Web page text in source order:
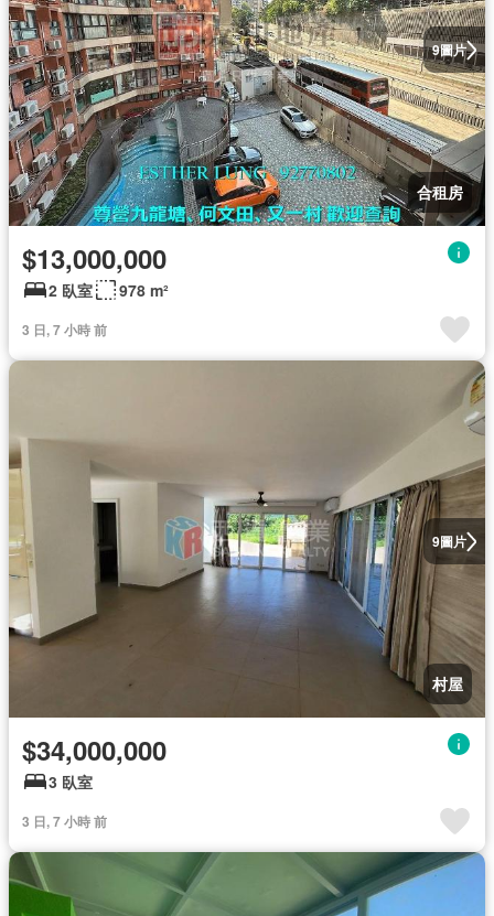
9圖片
合租房
$13,000,000
2 臥室 978 m²
3 日, 7 小時 前
9圖片
村屋
$34,000,000
3 臥室
3 日, 7 小時 前